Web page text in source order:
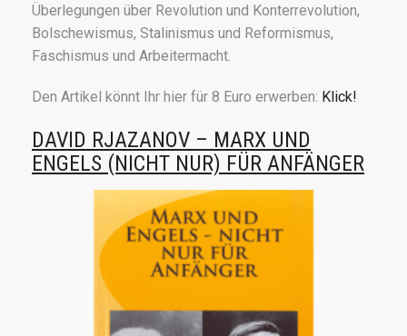
Überlegungen über Revolution und Konterrevolution,
Bolschewismus, Stalinismus und Reformismus,
Faschismus und Arbeitermacht.
Den Artikel könnt Ihr hier für 8 Euro erwerben: Klick!
DAVID RJAZANOV – MARX UND
ENGELS (NICHT NUR) FÜR ANFÄNGER